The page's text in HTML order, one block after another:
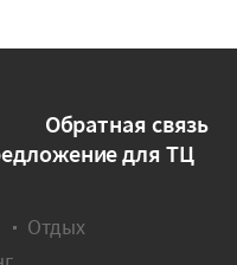
Обратная связь
для ТЦ
Отдых